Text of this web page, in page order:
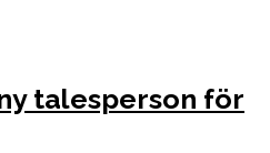
talesperson för